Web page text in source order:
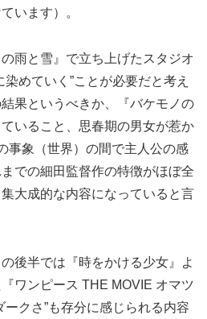
います）。
雨と雪』で立ち上げたスタジオ
めていく”ことが必要だと考え
果というべきか、『バケモノの
いること、思春期の男女が惹か
事象（世界）の間で主人公の感
での細田監督作の特徴がほぼ全
大成的な内容になっていると言
後半では『時をかける少女』よ
ワンピース THE MOVIE オマツ
ークさ”も存分に感じられる内容